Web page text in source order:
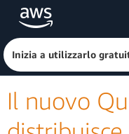
Passa al contenuto principale
Fai clic qui per
Inizia a utilizzarlo
Il nuovo